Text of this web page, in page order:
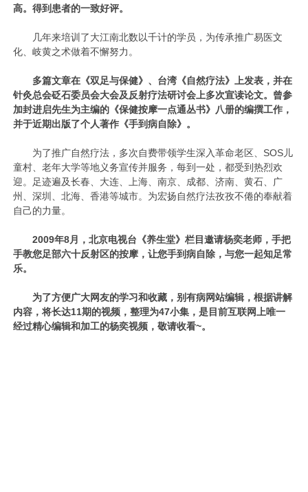
高。得到患者的一致好评。
几年来培训了大江南北数以千计的学员，为传承推广易医文
化、岐黄之术做着不懈努力。
多篇文章在《双足与保健》、台湾《自然疗法》上发表，并在
针灸总会砭石委员会大会及反射疗法研讨会上多次宣读论文。曾参
加封进启先生为主编的《保健按摩一点通丛书》八册的编撰工作，
并于近期出版了个人著作《手到病自除》。
为了推广自然疗法，多次自费带领学生深入革命老区、SOS儿
童村、老年大学等地义务宣传并服务，每到一处，都受到热烈欢
迎。足迹遍及长春、大连、上海、南京、成都、济南、黄石、广
州、深圳、北海、香港等城市。为宏扬自然疗法孜孜不倦的奉献着
自己的力量。
2009年8月，北京电视台《养生堂》栏目邀请杨奕老师，手把
手教您足部六十反射区的按摩，让您手到病自除，与您一起知足常
乐。
为了方便广大网友的学习和收藏，别有病网站编辑，根据讲解
内容，将长达11期的视频，整理为47小集，是目前互联网上唯一
经过精心编辑和加工的杨奕视频，敬请收看~。